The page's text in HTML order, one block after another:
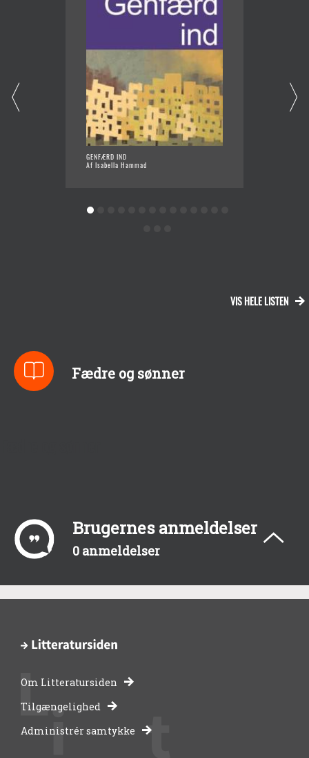
GENFÆRD IND
Af Isabella Hammad
VIS HELE LISTEN
Fædre og sønner
Brugernes anmeldelser
0 anmeldelser
-
bibliotekernes
Om Litteratursiden
Tilgængelighed
Administrér samtykke